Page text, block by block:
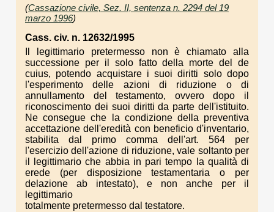
(Cassazione civile, Sez. II, sentenza n. 2294 del 19
marzo 1996)
Cass. civ. n. 12632/1995
Il legittimario pretermesso non è chiamato alla
successione per il solo fatto della morte del de
cuius, potendo acquistare i suoi diritti solo dopo
l'esperimento delle azioni di riduzione o di
annullamento del testamento, ovvero dopo il
riconoscimento dei suoi diritti da parte dell'istituito.
Ne consegue che la condizione della preventiva
accettazione dell'eredità con beneficio d'inventario,
stabilita dal primo comma dell'art. 564 per
l'esercizio dell'azione di riduzione, vale soltanto per
il legittimario che abbia in pari tempo la qualità di
erede (per disposizione testamentaria o per
delazione ab intestato), e non anche per il
legittimario
totalmente pretermesso dal testatore.